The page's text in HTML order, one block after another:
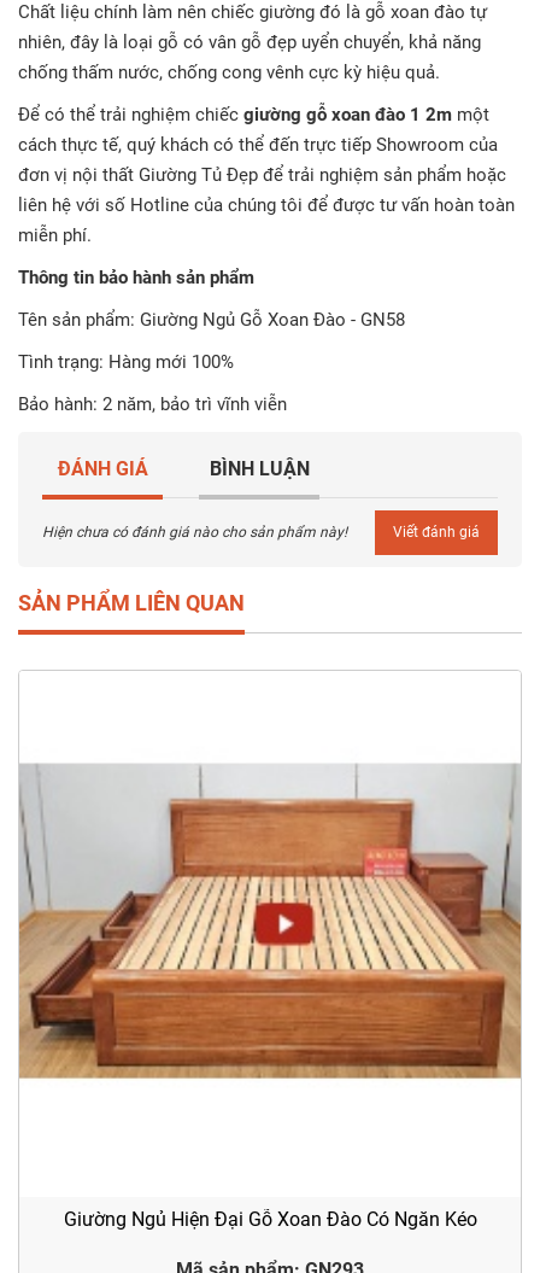
Chất liệu chính làm nên chiếc giường đó là gỗ xoan đào tự
nhiên, đây là loại gỗ có vân gỗ đẹp uyển chuyển, khả năng
chống thấm nước, chống cong vênh cực kỳ hiệu quả.
Để có thể trải nghiệm chiếc giường gỗ xoan đào 1 2m một
cách thực tế, quý khách có thể đến trực tiếp Showroom của
đơn vị nội thất Giường Tủ Đẹp để trải nghiệm sản phẩm hoặc
liên hệ với số Hotline của chúng tôi để được tư vấn hoàn toàn
miễn phí.
Thông tin bảo hành sản phẩm
Tên sản phẩm: Giường Ngủ Gỗ Xoan Đào - GN58
Tình trạng: Hàng mới 100%
Bảo hành: 2 năm, bảo trì vĩnh viễn
ĐÁNH GIÁ BÌNH LUẬN
Hiện chưa có đánh giá nào cho sản phẩm này! Viết đánh giá
SẢN PHẨM LIÊN QUAN
Giường Ngủ Hiện Đại Gỗ Xoan Đào Có Ngăn Kéo